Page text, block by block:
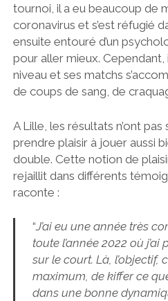
tournoi, il a eu beaucoup de
coronavirus et s’est réfugié
ensuite entouré d’un
pour aller mieux.
niveau et ses matchs
de coups de sang, de
A Lille, les résultats n’ont pas
prendre plaisir à jouer aussi
double. Cette notion de
rejaillit dans différents
raconte :
“J’ai eu une année très
toute l’année 2022 où
sur le court. Là, l’objectif,
maximum, de kiffer ce
dans une bonne